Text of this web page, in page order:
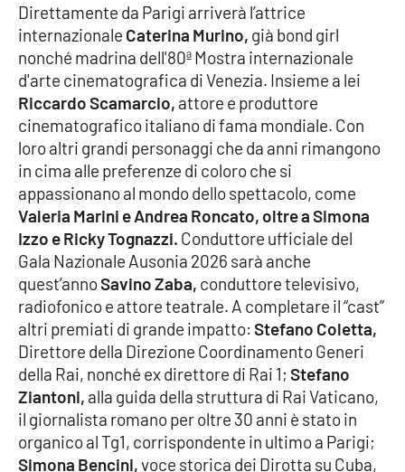
Good Morning Vietnam
Parchi Marini Calabria
Leggendo Alvaro insieme
Imprese Di Calabria
Le perfidie di Antonella Grippo
Venti di comunicazione
STREAMING
LaC TV
LaC Network
Direttamente da Parigi arriverà l’attrice
internazionale Caterina Murino, già bond girl
nonché madrina dell'80ª Mostra internazionale
d'arte cinematografica di Venezia. Insieme a lei
Riccardo Scamarcio, attore e produttore
cinematografico italiano di fama mondiale. Con
loro altri grandi personaggi che da anni rimangono
in cima alle preferenze di coloro che si
appassionano al mondo dello spettacolo, come
Valeria Marini e Andrea Roncato, oltre a Simona
Izzo e Ricky Tognazzi. Conduttore ufficiale del
Gala Nazionale Ausonia 2026 sarà anche
quest’annoSavino Zaba, conduttore televisivo,
radiofonico e attore teatrale. A completare il “cast”
altri premiati di grande impatto:Stefano Coletta,
Direttore della Direzione Coordinamento Generi
della Rai, nonché ex direttore di Rai 1; Stefano
Ziantoni, alla guida della struttura di Rai Vaticano,
il giornalista romano per oltre 30 anni è stato in
organico al Tg1, corrispondente in ultimo a Parigi;
Simona Bencini,voce storica dei Dirotta su Cuba,